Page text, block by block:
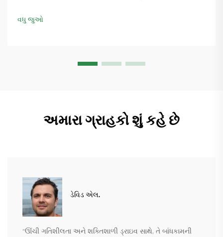
વધુ માહિતી મેળવો.
વધુ જુઓ
અમારા ગ્રાહકો શું કહે છે
ડેવિડ એલ.
“ઊંચી ગતિશીલતા અને શક્તિશાળી ડ્રાઇવ સાથે, તે બાંધકામની